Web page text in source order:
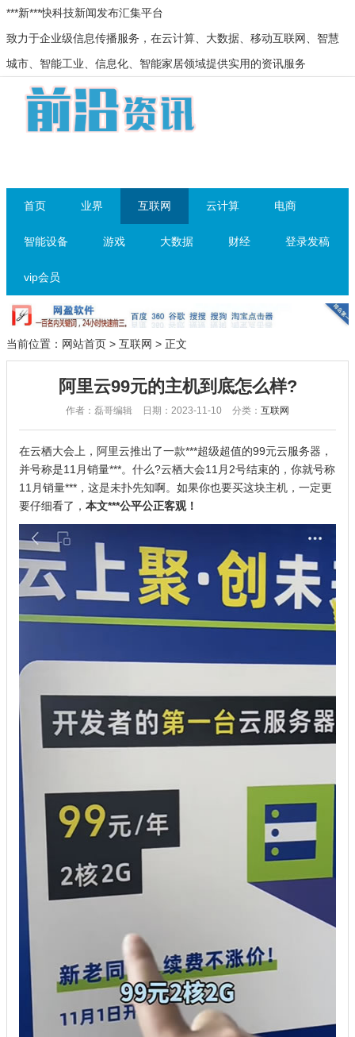
***新***快科技新闻发布汇集平台
致力于企业级信息传播服务，在云计算、大数据、移动互联网、智慧
城市、智能工业、信息化、智能家居领域提供实用的资讯服务
首页 业界 互联网 云计算 电商
智能设备 游戏 大数据 财经 登录发稿
vip会员
当前位置： 网站首页 > 互联网 > 正文
阿里云99元的主机到底怎么样?
作者：磊哥编辑 日期：2023-11-10 分类： 互联网
在云栖大会上 ，阿里云推出了一款***超级超值的99元云服务器，
并号称是11月销量***。什么?云栖大会11月2号结束的，你就号称
11月销量***，这是未扑先知啊。如果你也要买这块主机，一定更
要仔细看了， 本文***公平公正客观！